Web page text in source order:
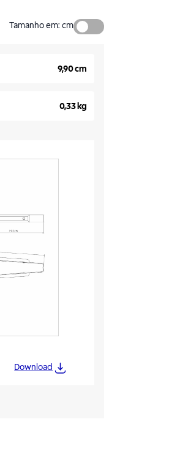
Tamanho em: cm
9,90 cm
0,33 kg
Download